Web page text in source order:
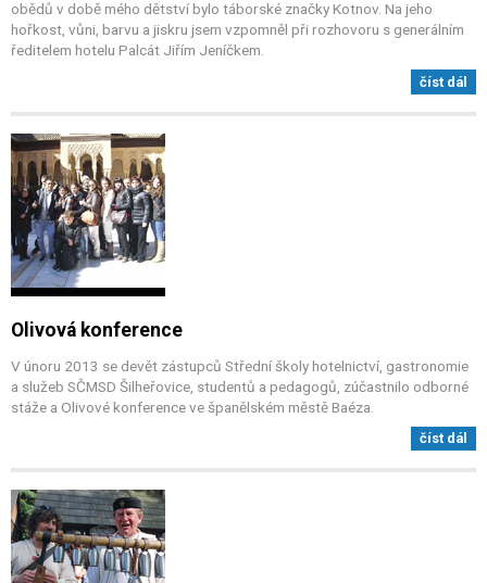
obědů v době mého dětství bylo táborské značky Kotnov. Na jeho
hořkost, vůni, barvu a jiskru jsem vzpomněl při rozhovoru s generálním
ředitelem hotelu Palcát Jiřím Jeníčkem.
číst dál
Olivová konference
V únoru 2013 se devět zástupců Střední školy hotelnictví, gastronomie
a služeb SČMSD Šilheřovice, studentů a pedagogů, zúčastnilo odborné
stáže a Olivové konference ve španělském městě Baéza.
číst dál